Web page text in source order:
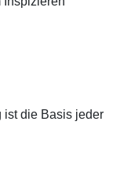
ist die Basis jeder